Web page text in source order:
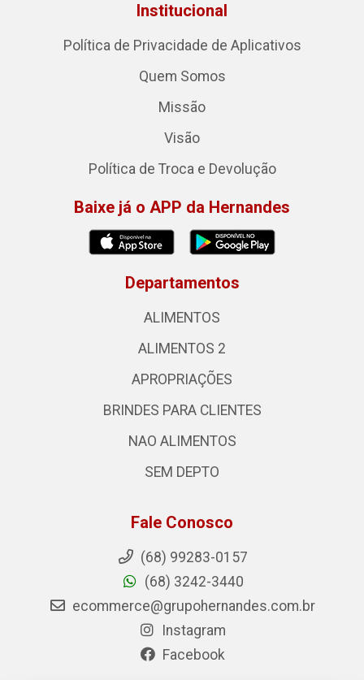
Institucional
Política de Privacidade de Aplicativos
Quem Somos
Missão
Visão
Política de Troca e Devolução
Baixe já o APP da Hernandes
Departamentos
ALIMENTOS
ALIMENTOS 2
APROPRIAÇÕES
BRINDES PARA CLIENTES
NAO ALIMENTOS
SEM DEPTO
Fale Conosco
(68) 99283-0157
(68) 3242-3440
ecommerce@grupohernandes.com.br
Instagram
Facebook